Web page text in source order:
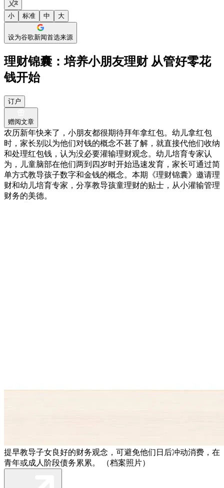
小 标准 中 大
设为谷歌新闻首选来源
理财锦囊：培养小朋友理财 从管好零花
钱开始
订户
赠阅文章
农历新年快来了，小朋友都很期待拜年拿红包。幼儿拿红包
时，家长别以为他们对钱的概念不甚了解，就直接代他们收纳
和处理红包钱，认为没必要灌输理财观念。幼儿培育专家认
为，儿童脑部在他们两到四岁时开始迅速发育，家长可通过简
单方式教导孩子数字和金钱的概念。本期《理财锦囊》邀请理
财和幼儿培育专家，分享教导孩童理财的贴士，从小灌输管理
财务的美德。
提早教导子女良好的财务观念，可避免他们日后冲动消费，在
青年或成人阶段债务累累。 （档案照片）